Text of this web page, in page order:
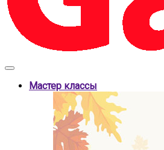
Мастер классы